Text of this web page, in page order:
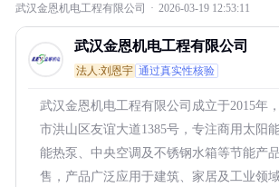
武汉金恩机电工程有限公司 · 2026-03-19 12:53:11
武汉金恩机电工程有限公司
法人:刘恩宇 通过真实性核验
武汉金恩机电工程有限公司成立于2015年
市洪山区友谊大道1385号，专注商用太阳
能热泵、中央空调及不锈钢水箱等节能产
售，产品广泛应用于建筑、家居及工业领